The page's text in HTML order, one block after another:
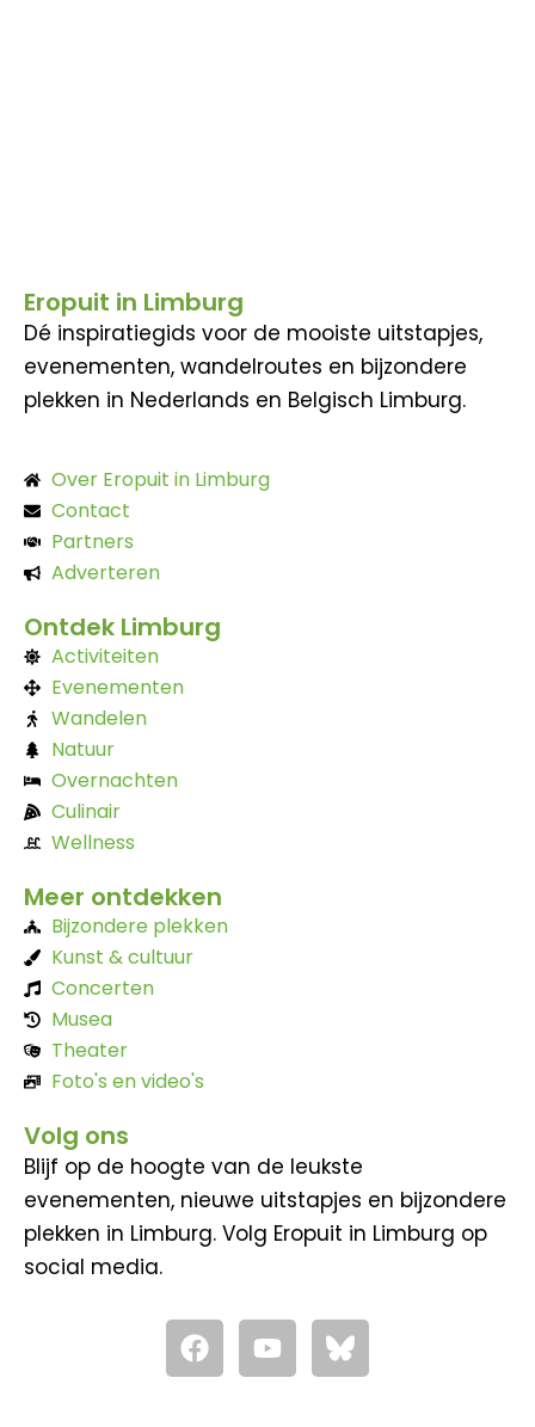
Eropuit in Limburg
Dé inspiratiegids voor de mooiste uitstapjes,
evenementen, wandelroutes en bijzondere
plekken in Nederlands en Belgisch Limburg.
Over Eropuit in Limburg
Contact
Partners
Adverteren
Ontdek Limburg
Activiteiten
Evenementen
Wandelen
Natuur
Overnachten
Culinair
Wellness
Meer ontdekken
Bijzondere plekken
Kunst & cultuur
Concerten
Musea
Theater
Foto's en video's
Volg ons
Blijf op de hoogte van de leukste
evenementen, nieuwe uitstapjes en bijzondere
plekken in Limburg. Volg Eropuit in Limburg op
social media.
F
a
c
Y
o
u